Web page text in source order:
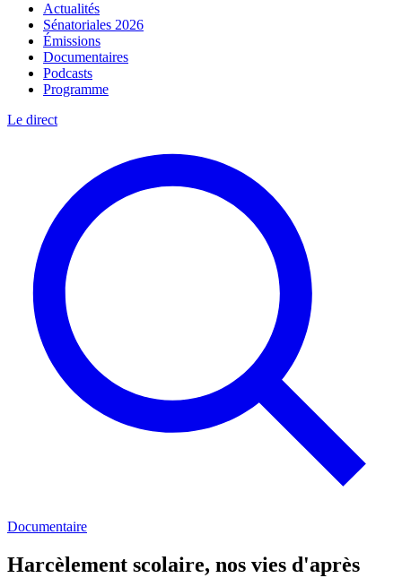
Actualités
Sénatoriales 2026
Émissions
Documentaires
Podcasts
Programme
Le direct
Documentaire
Harcèlement scolaire, nos vies d'après